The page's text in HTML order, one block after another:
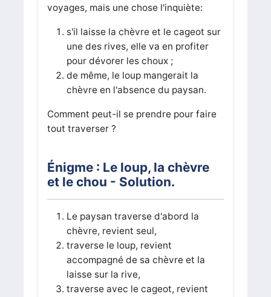
voyages, mais une chose l'inquiète:
s'il laisse la chèvre et le cageot sur
une des rives, elle va en profiter
pour dévorer les choux ;
de même, le loup mangerait la
chèvre en l'absence du paysan.
Comment peut-il se prendre pour faire
tout traverser ?
Énigme : Le loup, la chèvre
et le chou - Solution.
Le paysan traverse d'abord la
chèvre, revient seul,
traverse le loup, revient
accompagné de sa chèvre et la
laisse sur la rive,
traverse avec le cageot, revient